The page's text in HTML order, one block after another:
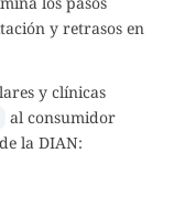
y retrasos en
y clínicas
al consumidor
la DIAN: